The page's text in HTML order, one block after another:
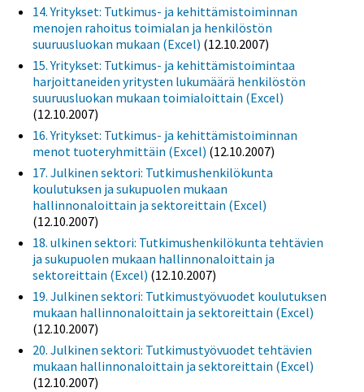
14. Yritykset: Tutkimus- ja kehittämistoiminnan
menojen rahoitus toimialan ja henkilöstön
suuruusluokan mukaan (Excel) (12.10.2007)
15. Yritykset: Tutkimus- ja kehittämistoimintaa
harjoittaneiden yritysten lukumäärä henkilöstön
suuruusluokan mukaan toimialoittain (Excel)
(12.10.2007)
16. Yritykset: Tutkimus- ja kehittämistoiminnan
menot tuoteryhmittäin (Excel) (12.10.2007)
17. Julkinen sektori: Tutkimushenkilökunta
koulutuksen ja sukupuolen mukaan
hallinnonaloittain ja sektoreittain (Excel)
(12.10.2007)
18. ulkinen sektori: Tutkimushenkilökunta tehtävien
ja sukupuolen mukaan hallinnonaloittain ja
sektoreittain (Excel) (12.10.2007)
19. Julkinen sektori: Tutkimustyövuodet koulutuksen
mukaan hallinnonaloittain ja sektoreittain (Excel)
(12.10.2007)
20. Julkinen sektori: Tutkimustyövuodet tehtävien
mukaan hallinnonaloittain ja sektoreittain (Excel)
(12.10.2007)